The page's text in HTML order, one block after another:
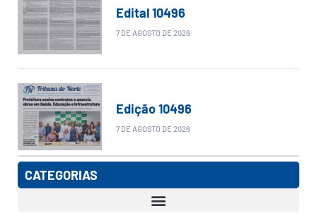
Edital 10496
7 DE AGOSTO DE 2026
Edição 10496
7 DE AGOSTO DE 2026
CATEGORIAS